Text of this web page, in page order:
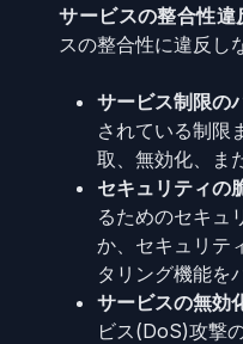
サービスの整合性違
スの整合性に違反し
サービス制限の
されている制限
取、無効化、ま
セキュリティの
るためのセキュ
か、セキュリテ
タリング機能を
サービスの無効
ビス(DoS)攻撃